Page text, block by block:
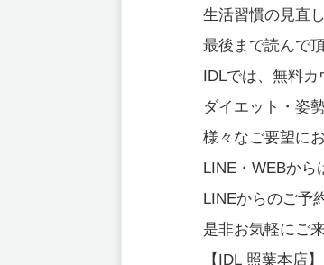
生活習慣の見直
最後まで読んで
IDLでは、無料カ
ダイエット・姿
様々なご要望に
LINE・WEBから
LINEからのご予
是非お気軽にご
【IDL 照葉本店】